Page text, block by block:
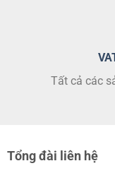
Tất cả các
Tổng đài liên hệ